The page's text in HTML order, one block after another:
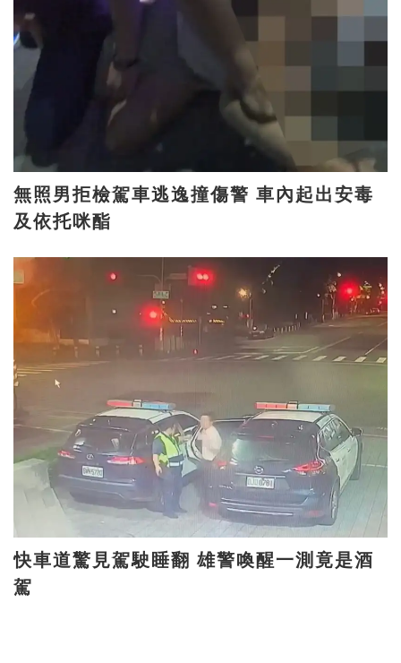
無照男拒檢駕車逃逸撞傷警 車內起出安毒
及依托咪酯
快車道驚見駕駛睡翻 雄警喚醒一測竟是酒
駕